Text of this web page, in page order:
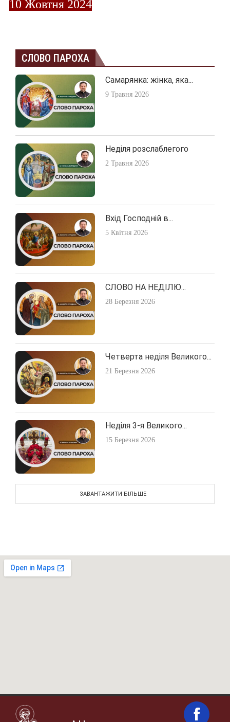
10 Жовтня 2024
СЛОВО ПАРОХА
Самарянка: жінка, яка...
9 Травня 2026
Неділя розслаблегого
2 Травня 2026
Вхід Господній в...
5 Квітня 2026
СЛОВО НА НЕДІЛЮ...
28 Березня 2026
Четверта неділя Великого...
21 Березня 2026
Неділя 3-я Великого...
15 Березня 2026
ЗАВАНТАЖИТИ БІЛЬШЕ